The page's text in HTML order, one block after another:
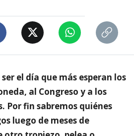
el día que más esperan los
al Congreso y a los
Por fin sabremos quiénes
luego de meses de